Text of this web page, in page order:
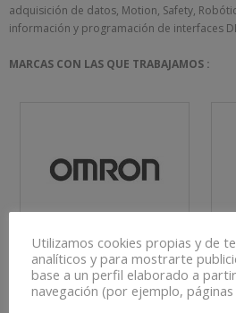
adquisición de datos, Motion, Safety,
información y programación de interfaces
MARCAS CON LAS QUE TRABAJAMOS :
Utilizamos cookies propias y de
analíticos y para mostrarte
base a un perfil elaborado a
navegación (por ejemplo, páginas